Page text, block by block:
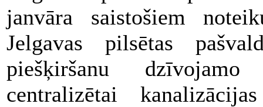
janvāra saistošiem
Jelgavas pilsētas
piešķiršanu
centralizētai